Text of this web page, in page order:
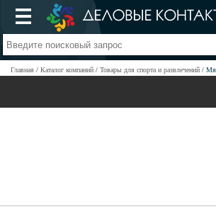
Главная Каталог компаний Товары для спорта и развлечений